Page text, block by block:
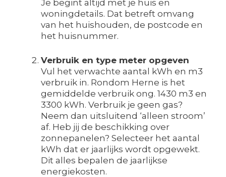
Je begint altijd met je huis en
woningdetails. Dat betreft omvang
van het huishouden, de postcode en
het huisnummer.
Verbruik en type meter opgeven
Vul het verwachte aantal kWh en m3
verbruik in. Rondom Herne is het
gemiddelde verbruik ong. 1430 m3 en
3300 kWh. Verbruik je geen gas?
Neem dan uitsluitend ‘alleen stroom’
af. Heb jij de beschikking over
zonnepanelen? Selecteer het aantal
kWh dat er jaarlijks wordt opgewekt.
Dit alles bepalen de jaarlijkse
energiekosten.